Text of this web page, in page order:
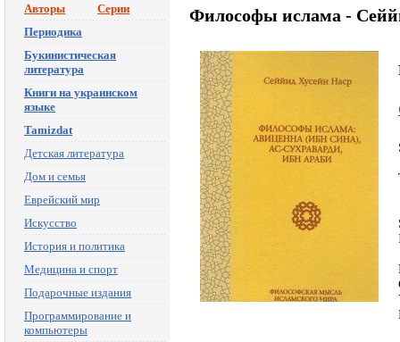
Авторы
Серии
Периодика
Букинистическая
литература
Книги на украинском
языке
Tamizdat
Детская литература
Дом и семья
Еврейский мир
Искусство
История и политика
Медицина и спорт
Подарочные издания
Программирование и
компьютеры
Философы ислама -